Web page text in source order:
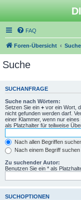
FAQ
Foren-Übersicht Suche
Suche
SUCHANFRAGE
Suche nach Wörtern:
Setzen Sie ein + vor ein Wort,
nicht gefunden werden darf.
einer Klammer, wenn nur
als Platzhalter für teilweise
Nach allen Begriffen
Nach einem Begriff suchen
Zu suchender Autor:
Benutzen Sie ein * als
SUCHOPTIONEN